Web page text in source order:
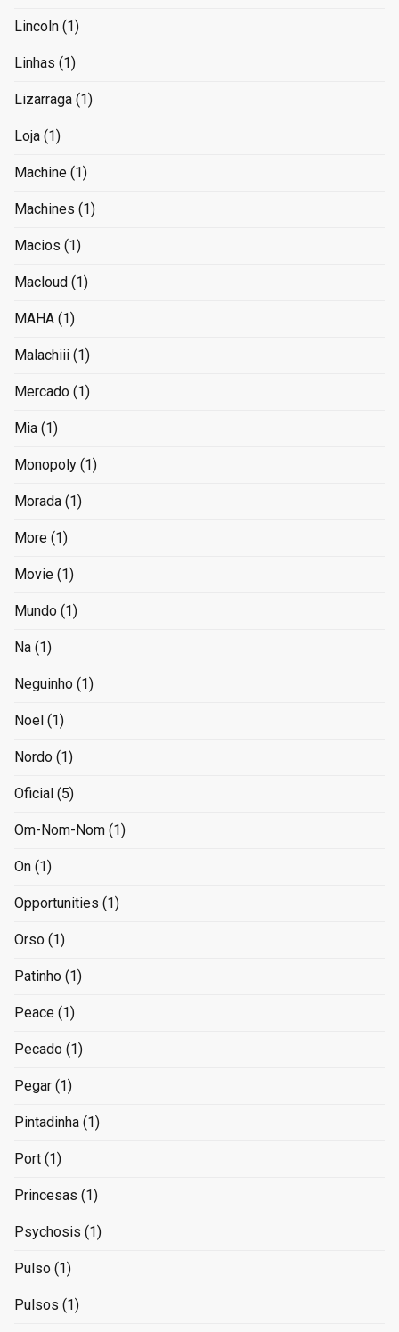
Lincoln (1)
Linhas (1)
Lizarraga (1)
Loja (1)
Machine (1)
Machines (1)
Macios (1)
Macloud (1)
MAHA (1)
Malachiii (1)
Mercado (1)
Mia (1)
Monopoly (1)
Morada (1)
More (1)
Movie (1)
Mundo (1)
Na (1)
Neguinho (1)
Noel (1)
Nordo (1)
Oficial (5)
Om-Nom-Nom (1)
On (1)
Opportunities (1)
Orso (1)
Patinho (1)
Peace (1)
Pecado (1)
Pegar (1)
Pintadinha (1)
Port (1)
Princesas (1)
Psychosis (1)
Pulso (1)
Pulsos (1)